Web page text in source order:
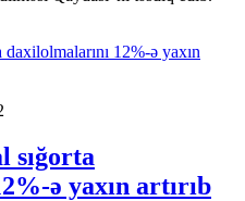
sığorta
ə yaxın artırıb